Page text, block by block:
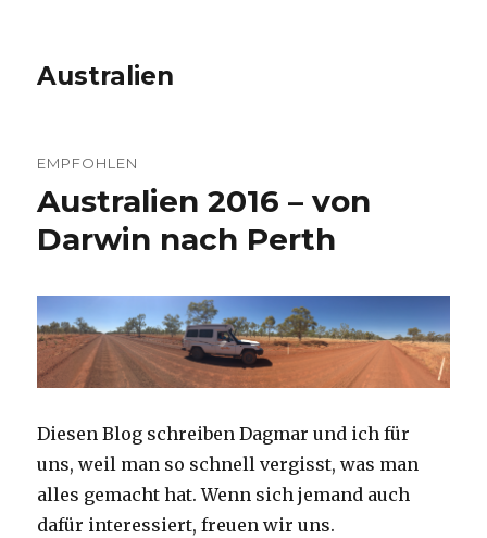
Australien
EMPFOHLEN
Australien 2016 – von
Darwin nach Perth
Diesen Blog schreiben Dagmar und ich für
uns, weil man so schnell vergisst, was man
alles gemacht hat. Wenn sich jemand auch
dafür interessiert, freuen wir uns.